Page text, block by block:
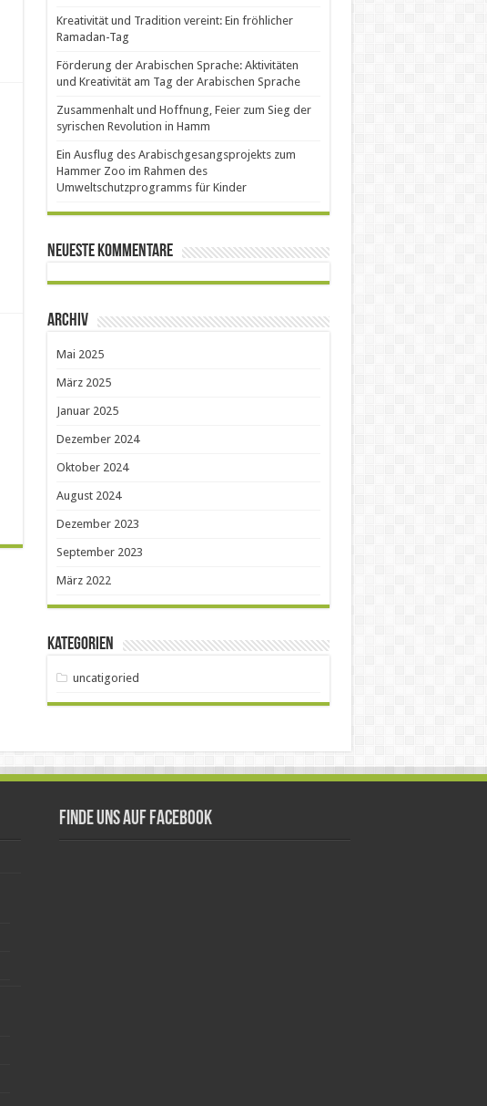
Kreativität und Tradition vereint: Ein fröhlicher
Ramadan-Tag
Förderung der Arabischen Sprache: Aktivitäten
und Kreativität am Tag der Arabischen Sprache
Zusammenhalt und Hoffnung, Feier zum Sieg der
syrischen Revolution in Hamm
Ein Ausflug des Arabischgesangsprojekts zum
Hammer Zoo im Rahmen des
Umweltschutzprogramms für Kinder
Neueste Kommentare
Archiv
Mai 2025
März 2025
Januar 2025
Dezember 2024
Oktober 2024
August 2024
Dezember 2023
September 2023
März 2022
Kategorien
uncatigoried
Finde uns auf Facebook